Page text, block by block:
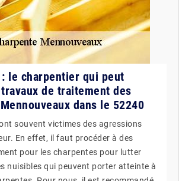
le charpentier qui peut
de traitement des
dans le 52240
souvent victimes des agressions
En effet, il faut procéder à des
pour les charpentes pour lutter
nuisibles qui peuvent porter atteinte à